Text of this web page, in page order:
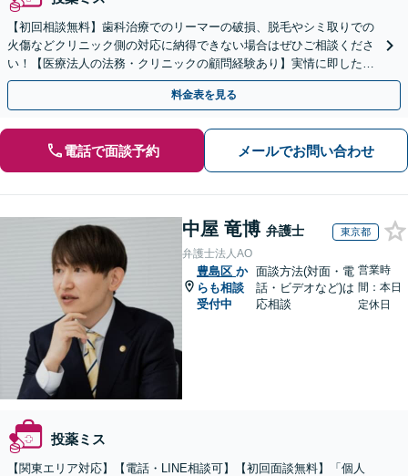
【初回相談無料】歯科治療でのリーマーの破損、脱毛やシミ取りでの
火傷などクリニック側の対応に納得できない場合はぜひご相談くださ
い！【医療法人の法務・クリニックの顧問経験あり】実情に即したア
ドバイスで、納得のできるトラブルの解決を目指します。
料金表を見る
電話で面談予約 メールでお問い合わせ
中屋 竜博 弁護士 東京都
弁護士法人AO
豊島区 か
らも相談
受付中
面談方法(対面・電
話・ビデオなど)は
応相談
営業時
間：本日
定休日
投薬ミス
【関東エリア対応】【電話・LINE相談可】【初回面談無料】「個人